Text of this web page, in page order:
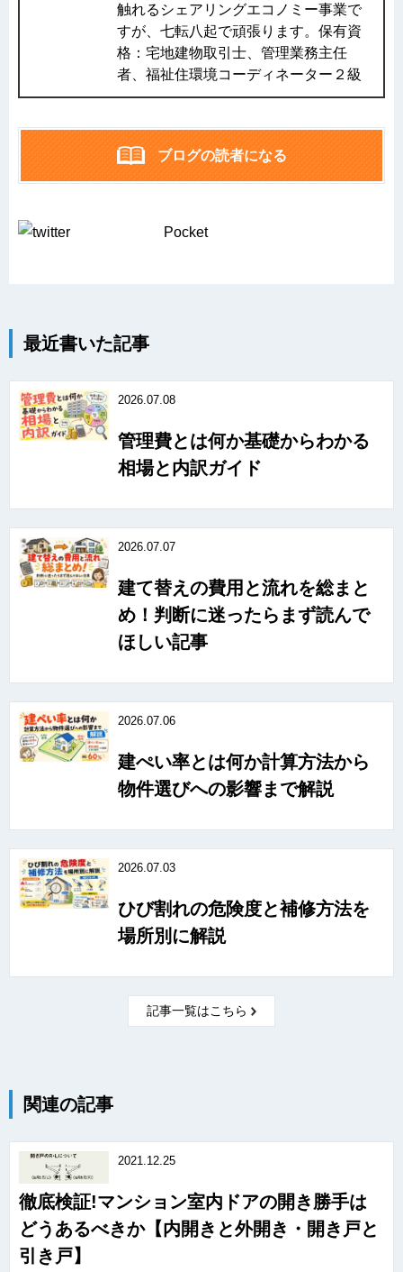
触れるシェアリングエコノミー事業で
すが、七転八起で頑張ります。保有資
格：宅地建物取引士、管理業務主任
者、福祉住環境コーディネーター２級
ブログの読者になる
Pocket
最近書いた記事
2026.07.08
管理費とは何か基礎からわかる
相場と内訳ガイド
2026.07.07
建て替えの費用と流れを総まと
め！判断に迷ったらまず読んで
ほしい記事
2026.07.06
建ぺい率とは何か計算方法から
物件選びへの影響まで解説
2026.07.03
ひび割れの危険度と補修方法を
場所別に解説
記事一覧はこちら
関連の記事
2021.12.25
徹底検証!マンション室内ドアの開き勝手は
どうあるべきか【内開きと外開き・開き戸と
引き戸】